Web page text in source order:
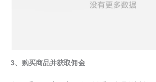
3、购买商品并获取佣金